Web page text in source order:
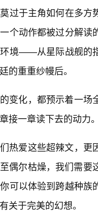
过于主角如何在多
个动作都被过分解
境——从星际战舰的
的重重纱幔后。
变化，都预示着一场
接一章读下去的动力
热爱这些超辣文，
偶尔枯燥，我们需
可以体验到跨越种
关于完美的幻想。